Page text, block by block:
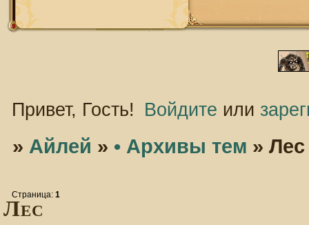
Привет, Гость! Войдите или
» Айлей » • Архивы тем »Лес
Лес
Страница:1